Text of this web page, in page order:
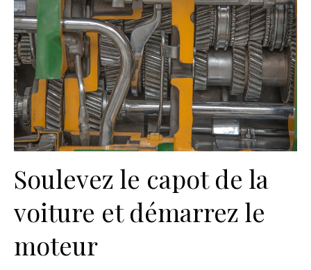
Soulevez le capot de la
voiture et démarrez le
moteur